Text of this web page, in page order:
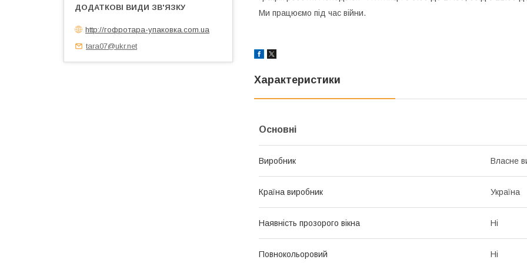
Ми працюємо під час війни.
Характеристики
Основні
Виробник Власне
Країна виробник Україна
Наявність прозорого вікна Ні
Повнокольоровий Ні
http://гофротара-упаковка.com.ua
tara07@ukr.net